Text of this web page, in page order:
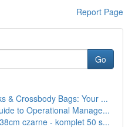
Report Page
Go
& Crossbody Bags: Your ...
to Operational Manage...
czarne - komplet 50 s...